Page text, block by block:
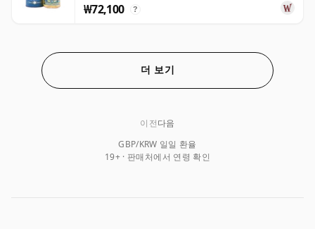
₩72,100 ?
더 보기
GBP/KRW 일일 환율
19+ · 판매처에서 연령 확인
이전다음